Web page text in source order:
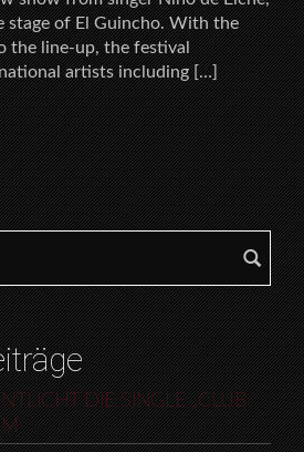
stage of El Guincho. With the
the line-up, the festival
artists including […]
DIE SINGLE „CLUB